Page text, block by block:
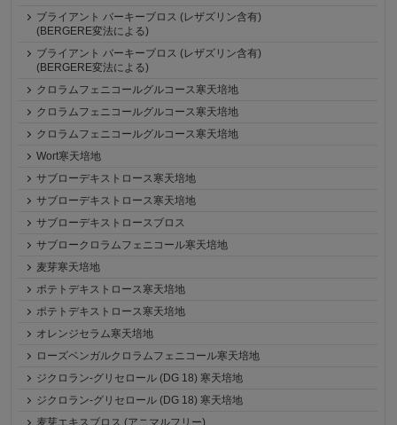
ブライアント バーキーブロス (レザズリン含有)
(BERGERE変法による)
ブライアント バーキーブロス (レザズリン含有)
(BERGERE変法による)
クロラムフェニコールグルコース寒天培地
クロラムフェニコールグルコース寒天培地
クロラムフェニコールグルコース寒天培地
Wort寒天培地
サブローデキストロース寒天培地
サブローデキストロース寒天培地
サブローデキストロースブロス
サブロークロラムフェニコール寒天培地
麦芽寒天培地
ポテトデキストロース寒天培地
ポテトデキストロース寒天培地
オレンジセラム寒天培地
ローズベンガルクロラムフェニコール寒天培地
ジクロラン-グリセロール (DG 18) 寒天培地
ジクロラン-グリセロール (DG 18) 寒天培地
麦芽エキスブロス (アニマルフリー)